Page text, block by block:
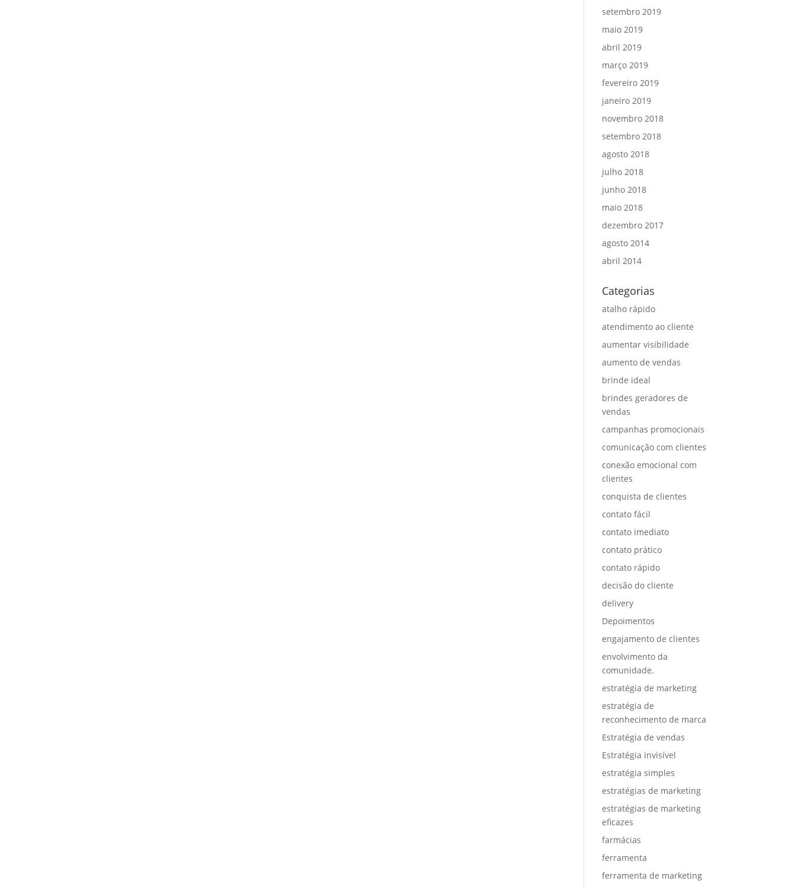
setembro 2019
maio 2019
abril 2019
março 2019
fevereiro 2019
janeiro 2019
novembro 2018
setembro 2018
agosto 2018
julho 2018
junho 2018
maio 2018
dezembro 2017
agosto 2014
abril 2014
Categorias
atalho rápido
atendimento ao cliente
aumentar visibilidade
aumento de vendas
brinde ideal
brindes geradores de
vendas
campanhas promocionais
comunicação com clientes
conexão emocional com
clientes
conquista de clientes
contato fácil
contato imediato
contato prático
contato rápido
decisão do cliente
delivery
Depoimentos
engajamento de clientes
envolvimento da
comunidade.
estratégia de marketing
estratégia de
reconhecimento de marca
Estratégia de vendas
Estratégia invisível
estratégia simples
estratégias de marketing
estratégias de marketing
eficazes
farmácias
ferramenta
ferramenta de marketing